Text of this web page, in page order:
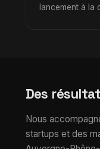
lancement à la
Des
Nous
startups et des